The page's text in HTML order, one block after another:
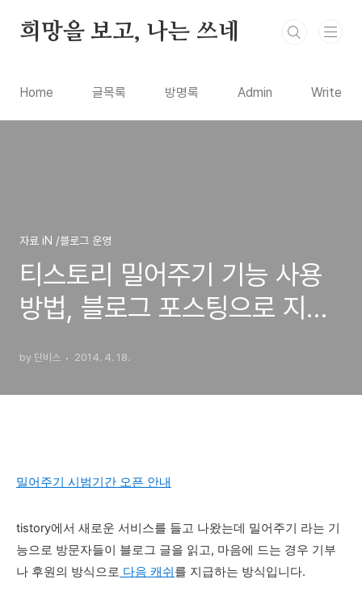
희망을 보고, 나는 쓰네
Home 글목록 방명록 Admin Write
자료 iN /블로그 운영
티스토리 밀어주기 기능 사용
방법, 블로그 포스팅으로 지원
할 부분
by 단비스 2014. 4. 18.
밀어주기 시범기간 오픈 안내
tistory에서 새로운 서비스를 들고 나왔는데 밀어주기 라는 기
능으로 방문자들이 블로그 글을 읽고, 마음에 드는 경우 기부
나 후원의 방식으로 다음 캐쉬를 지급하는 방식입니다.